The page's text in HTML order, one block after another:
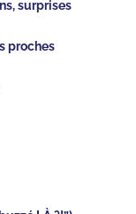
surprises
proches